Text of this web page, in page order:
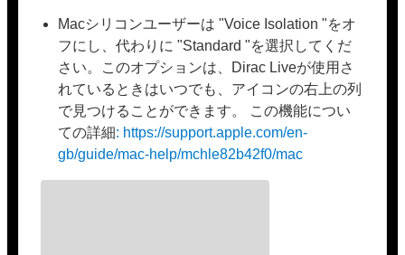
Macシリコンユーザーは "Voice Isolation "をオ
フにし、代わりに "Standard "を選択してくだ
さい。このオプションは、Dirac Liveが使用さ
れているときはいつでも、アイコンの右上の列
で見つけることができます。 この機能につい
ての詳細: https://support.apple.com/en-
gb/guide/mac-help/mchle82b42f0/mac